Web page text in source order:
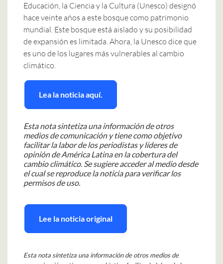
Educación, la Ciencia y la Cultura (Unesco) designó
hace veinte años a este bosque como patrimonio
mundial. Este bosque está aislado y su posibilidad
de expansión es limitada. Ahora, la Unesco dice que
es uno de los lugares más vulnerables al cambio
climático.
Lea la noticia aquí.
Esta nota sintetiza una información de otros
medios de comunicación y tiene como objetivo
facilitar la labor de los periodistas y líderes de
opinión de América Latina en la cobertura del
cambio climático. Se sugiere acceder al medio desde
el cual se reproduce la noticia para verificar los
permisos de uso.
Lee la noticia original
Esta nota sintetiza una información de otros medios de